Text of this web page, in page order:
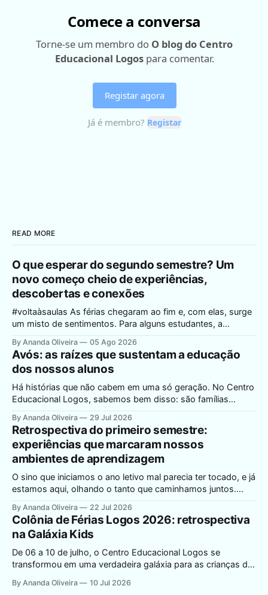
READ MORE
O que esperar do segundo semestre? Um
novo começo cheio de experiências,
descobertas e conexões
#voltaàsaulas As férias chegaram ao fim e, com elas, surge
um misto de sentimentos. Para alguns estudantes, a
motivo de muita empolgação e alegria. Para outros, o
retorno às aulas pode despertar dúvidas, ansiedade ou
insegurança diante de um novo
By Ananda Oliveira 05 Ago 2026
Avós: as raízes que sustentam a educação
dos nossos alunos
Há histórias que não cabem em uma só geração. No Centro
Educacional Logos, sabemos bem disso: são famílias
portões, pais que hoje trazem os filhos para estudar no
mesmo lugar onde, há mais de 30 anos, também
aprenderam a ler, a somar e
By Ananda Oliveira 29 Jul 2026
Retrospectiva do primeiro semestre:
experiências que marcaram nossos
ambientes de aprendizagem
O sino que iniciamos o ano letivo mal parecia ter tocado, e já
estamos aqui, olhando o tanto que caminhamos juntos.
vida acontecendo dentro e fora da sala de aula. No Centro
Educacional Logos, educar está além de quadro e dos
livros:
By Ananda Oliveira 22 Jul 2026
Colônia de Férias Logos 2026: retrospectiva
na Galáxia Kids
De 06 a 10 de julho, o Centro Educacional Logos se
transformou em uma verdadeira galáxia para as crianças de
Kids, encerrou mais uma edição cheia de brincadeiras,
By Ananda Oliveira 10 Jul 2026